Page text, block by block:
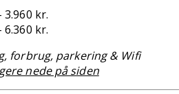
kr.
kr.
forbrug, parkering & Wifi
nede på siden